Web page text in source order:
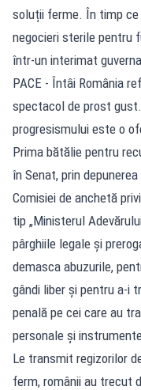
soluții ferme. În timp
negocieri sterile pentru
într-un interimat
PACE - Întâi România
spectacol de prost
progresismului este o
Prima bătălie pentru
în Senat, prin
Comisiei de anchetă
tip „Ministerul
pârghiile legale și
demasca abuzurile,
gândi liber și pentru a-i
penală pe cei care au
personale și
Le transmit regizorilor
ferm, românii au trecut